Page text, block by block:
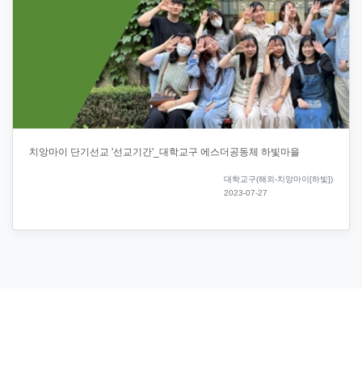
치앙마이 단기선교 '선교기간'_대학교구 에스더공동체 하빛마을
대학교구(해외-치앙마이[하빛])
2023-07-27